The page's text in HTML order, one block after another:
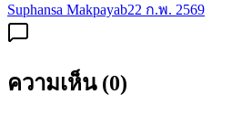
Suphansa Makpayab22 ก.พ. 2569
ความเห็น (0)